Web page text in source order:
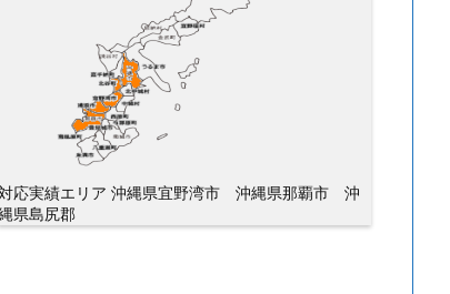
応実績エリア 沖縄県宜野湾市 沖縄県那覇市 沖
県島尻郡